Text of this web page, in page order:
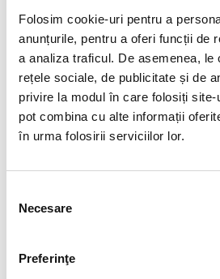
Folosim cookie-uri pentru a
anunțurile, pentru a oferi funcții de
a analiza traficul. De asemenea, le
rețele sociale, de publicitate și de
privire la modul în care folosiți
pot combina cu alte informații
în urma folosirii serviciilor lor.
consimțământului
Necesare
Preferinţe
RECENZII (0)
Centrală Termică Saunier
Condens 25A – 25Kw
Centrala termica Saunier Duval Thelia
sunt mai eficiente si mai silentioase
Acest model de centrala cu tehnica
Zgomotul in functionare este redus